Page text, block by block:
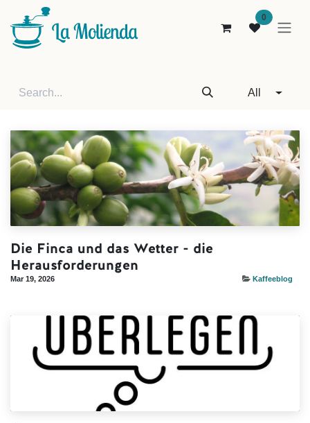
Skip to Content
0
All
Die Finca und das Wetter - die
Herausforderungen
Mar 19, 2026 Kaffeeblog